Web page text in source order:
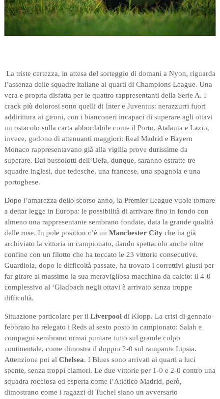
La triste certezza, in attesa del sorteggio di domani a Nyon, riguarda
l’assenza delle squadre italiane ai quarti di Champions League. Una
vera e propria disfatta per le quattro rappresentanti della Serie A. I
crack più dolorosi sono quelli di Inter e Juventus: nerazzurri fuori
addirittura ai gironi, con i bianconeri incapaci di superare agli ottavi
un ostacolo sulla carta abbordabile come il Porto. Atalanta e Lazio,
invece, godono di attenuanti maggiori: Real Madrid e Bayern
Monaco rappresentavano già alla vigilia prove durissime da
superare. Dai bussolotti dell’Uefa, dunque, saranno estratte tre
squadre inglesi, due tedesche, una francese, una spagnola e una
portoghese.
Dopo l’amarezza dello scorso anno, la Premier League vuole tornare
a dettar legge in Europa: le possibilità di arrivare fino in fondo con
almeno una rappresentante sembrano fondate, data la grande qualità
delle rose. In pole position c’è un Manchester Cityche ha già
archiviato la vittoria in campionato, dando spettacolo anche oltre
confine con un filotto che ha toccato le 23 vittorie consecutive.
Guardiola, dopo le difficoltà passate, ha trovato i correttivi giusti per
far girare al massimo la sua meravigliosa macchina da calcio: il 4-0
complessivo al ‘Gladbach negli ottavi è arrivato senza troppe
difficoltà.
Situazione particolare per il Liverpooldi Klopp. La crisi di gennaio-
febbraio ha relegato i Reds al sesto posto in campionato: Salah e
compagni sembrano ormai puntare tutto sul grande colpo
continentale, come dimostra il doppio 2-0 sul rampante Lipsia.
Attenzione poi al Chelsea. I Blues sono arrivati ai quarti a luci
spente, senza troppi clamori. Le due vittorie per 1-0 e 2-0 contro una
squadra rocciosa ed esperta come l’Atletico Madrid, però,
dimostrano come i ragazzi di Tuchel siano un avversario